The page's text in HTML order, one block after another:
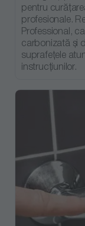
pentru
profesionale.
Professional,
carbonizată și
suprafețele
instrucțiunilor.
Detergent
suprafete
Grease Perfect,
În stoc furnizor